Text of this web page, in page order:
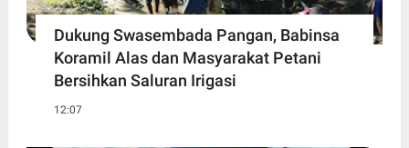
Dukung Swasembada Pangan, Babinsa
Koramil Alas dan Masyarakat Petani
Bersihkan Saluran Irigasi
12:07